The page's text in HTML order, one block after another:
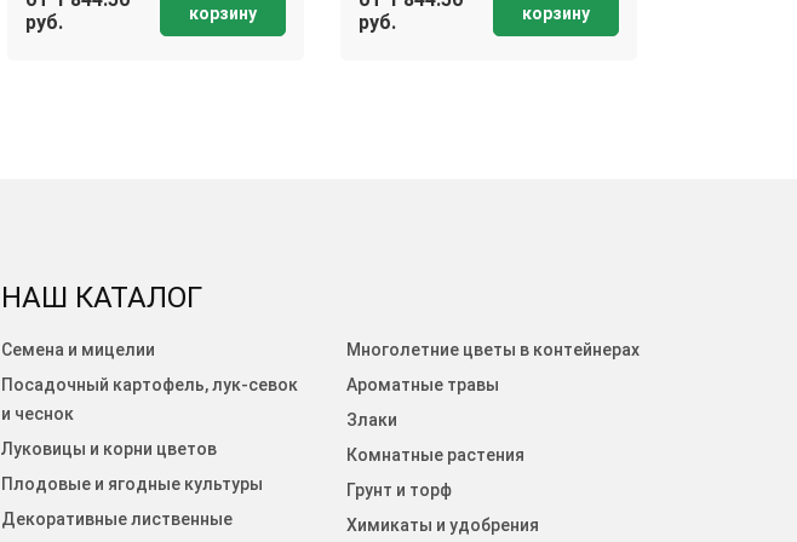
руб.
корзину
руб.
корзину
НАШ КАТАЛОГ
Семена и мицелии
Посадочный картофель, лук-севок
и чеснок
Луковицы и корни цветов
Плодовые и ягодные культуры
Декоративные лиственные
Многолетние цветы в контейнерах
Ароматные травы
Злаки
Комнатные растения
Грунт и торф
Химикаты и удобрения